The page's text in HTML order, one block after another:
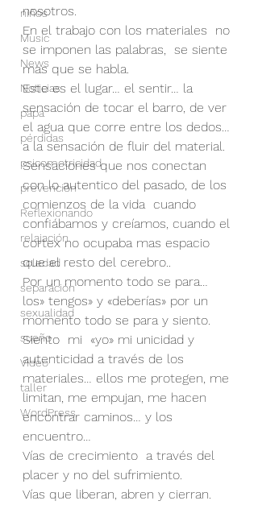
niños
Music
News
Noticias
papa
pérdidas
psicomotricidad
prevención
Reflexionando
relajación
soledad
separación
sexualidad
sueño
Video
taller
WordPress
nosotros.
En el trabajo con los materiales  no
se imponen las palabras,  se siente
mas que se habla.
Este es el lugar… el sentir… la
sensación de tocar el barro, de ver
el agua que corre entre los dedos…
a la sensación de fluir del material.
Sensaciones que nos conectan
con lo autentico del pasado, de los
comienzos de la vida  cuando
confiábamos y creíamos, cuando el
cortex no ocupaba mas espacio
que el resto del cerebro..
Por un momento todo se para…
los» tengos» y «deberías» por un
momento todo se para y siento.
Siento  mi  «yo» mi unicidad y
autenticidad a través de los
materiales… ellos me protegen, me
limitan, me empujan, me hacen
encontrar caminos… y los
encuentro…
Vías de crecimiento  a través del
placer y no del sufrimiento.
Vías que liberan, abren y cierran.